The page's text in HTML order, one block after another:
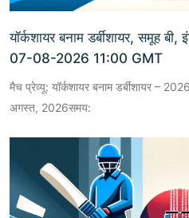
यॉर्कशायर बनाम डर्बीशायर, समूह
07-08-2026 11:00 GMT
मैच प्रेव्यू: यॉर्कशायर बनाम डर्बीशायर –
अगस्त, 2026समय: